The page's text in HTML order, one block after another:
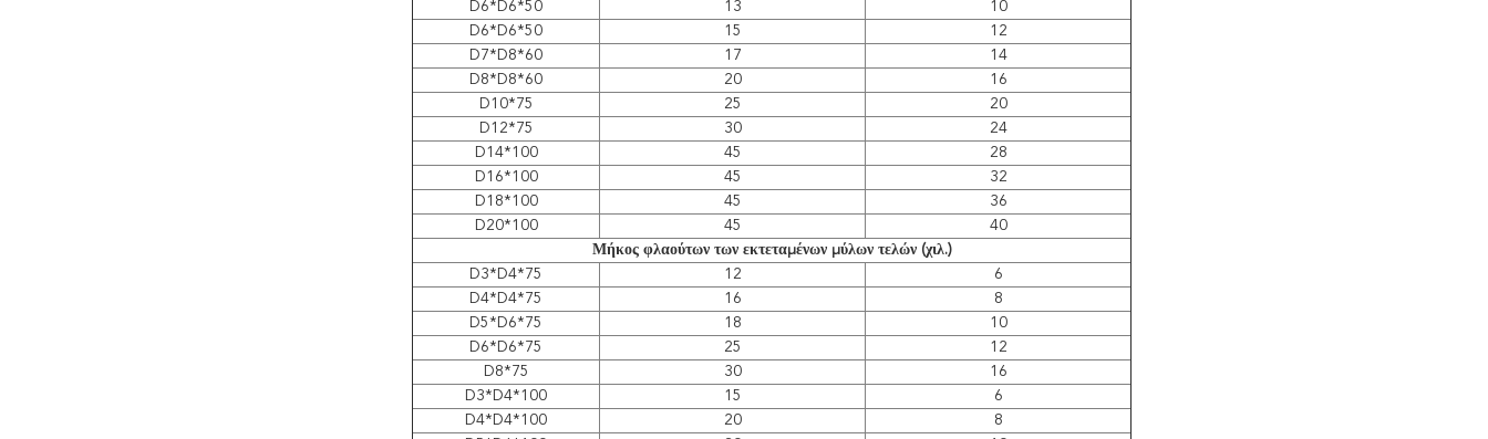
D6*D6*50
13
10
D6*D6*50
15
12
D7*D8*60
17
14
D8*D8*60
20
16
D10*75
25
20
D12*75
30
24
D14*100
45
28
D16*100
45
32
D18*100
45
36
D20*100
45
40
Μήκος φλαούτων των εκτεταμένων μύλων τελών (χιλ.)
D3*D4*75
12
6
D4*D4*75
16
8
D5*D6*75
18
10
D6*D6*75
25
12
D8*75
30
16
D3*D4*100
15
6
D4*D4*100
20
8